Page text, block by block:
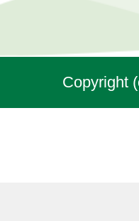
Copyright